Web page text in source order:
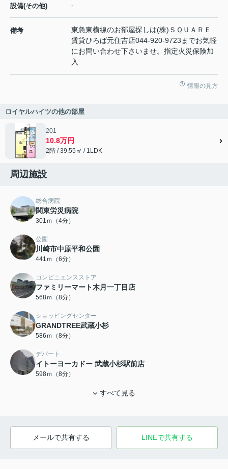
設備(その他) -
備考
東急東横線のお部屋探しは(株)ＳＱＵＡＲＥ
賃貸ひろば元住吉店044-920-9723までお気軽
にお問い合わせ下さいませ。指定火災保険加
入
情報の見方
ロイヤルハイツの他の部屋
201
10.8万円
2階 / 39.55㎡ / 1LDK
周辺施設
総合病院
関東労災病院
301ｍ（4分）
公園
川崎市中原平和公園
441ｍ（6分）
コンビニエンスストア
ファミリーマート木月一丁目店
568ｍ（8分）
ショッピングセンター
GRANDTREE武蔵小杉
586ｍ（8分）
デパート
イトーヨーカドー 武蔵小杉駅前店
598ｍ（8分）
すべて見る
メールで共有する LINEで共有する